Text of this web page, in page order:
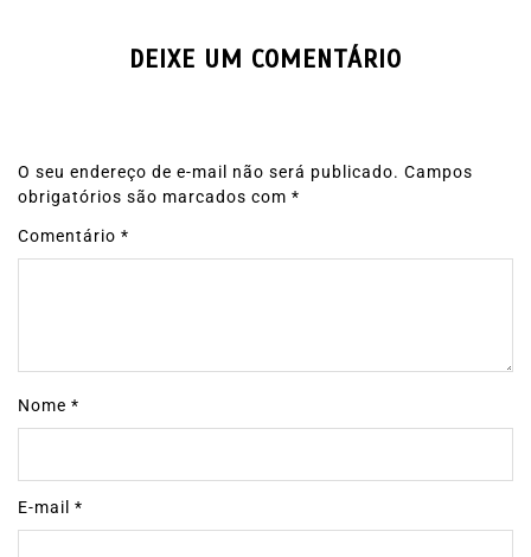
DEIXE UM COMENTÁRIO
O seu endereço de e-mail não será publicado. Campos
obrigatórios são marcados com *
Comentário *
Nome *
E-mail *